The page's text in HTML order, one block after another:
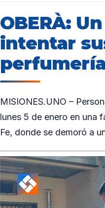
OBERÀ:
intentar
MISIONES.UNO –
lunes 5 de enero en una
Fe, donde se demoró a